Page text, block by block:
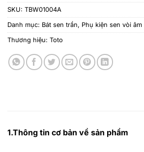
SKU: TBW01004A
Danh mục: Bát sen trần, Phụ kiện sen vòi âm
Thương hiệu: Toto
1.Thông tin cơ bản về sản phẩm